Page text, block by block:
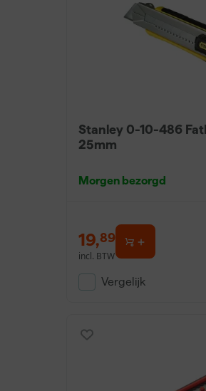
Stanley 0-10-486
25mm
Morgen bezorgd
19,89
incl. BTW
Vergelijk